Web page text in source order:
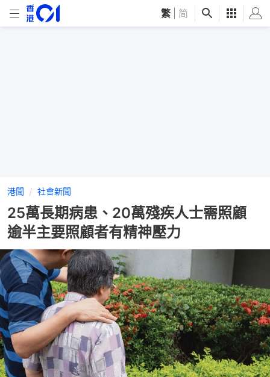
繁 简
港聞 社會新聞
25萬長期病患、20萬殘疾人士需照顧
逾半主要照顧者有精神壓力